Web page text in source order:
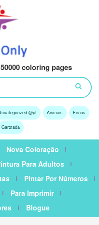
coloring pages
@pt Animais Férias
Garotada
Nova Coloração
Para Adultos
Pintar Por Números
Para Imprimir
Blogue